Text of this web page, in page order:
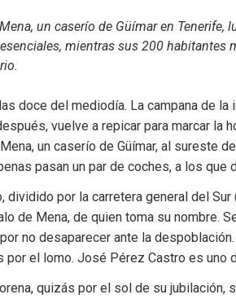
un caserío de Güímar en Tenerife,
mientras sus 200 habitantes
doce del mediodía. La campana de
vuelve a repicar para marcar la
un caserío de Güímar, al sureste
pasan un par de coches, a los que
dividido por la carretera general del
de Mena, de quien toma su nombre.
no desaparecer ante la
por el lomo. José Pérez Castro es uno
quizás por el sol de su jubilación,